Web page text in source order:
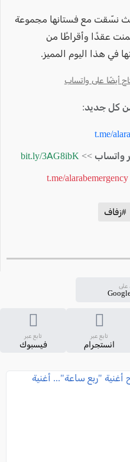
نسّقت مع فستانها مجموعة
عقدًا وأقراطًا من
في هذا اليوم المميز.
أيضًا على واتساب
كل جديد:
t.me/
واتساب >> bit.ly/3AG8ibK
t.me/alarabemergency
#زفاف
تابع عبر
انستجرام
تابع عبر
فيسبوك